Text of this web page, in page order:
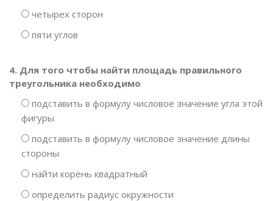
четырех сторон
пяти углов
4. Для того чтобы найти площадь правильного
треугольника необходимо
подставить в формулу числовое значение угла этой
фигуры
подставить в формулу числовое значение длины
стороны
найти корень квадратный
определить радиус окружности